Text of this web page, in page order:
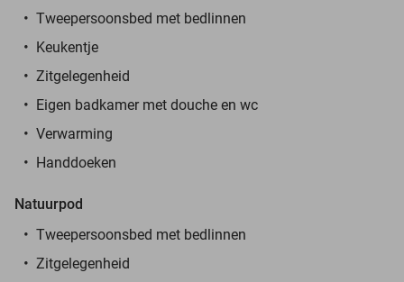
Tweepersoonsbed met bedlinnen
Keukentje
Zitgelegenheid
Eigen badkamer met douche en wc
Verwarming
Handdoeken
Natuurpod
Tweepersoonsbed met bedlinnen
Zitgelegenheid